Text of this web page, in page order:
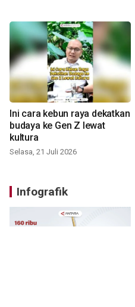
Ini cara kebun raya dekatkan
budaya ke Gen Z lewat
kultura
Selasa, 21 Juli 2026
Infografik